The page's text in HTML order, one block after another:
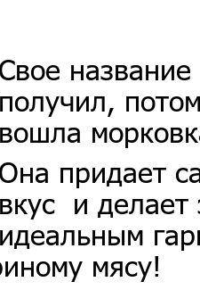
Свое
получил,
вошла
Она придает
вкус и делает
идеальным
мясу!